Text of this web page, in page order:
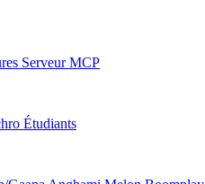
Serveur MCP
Étudiants